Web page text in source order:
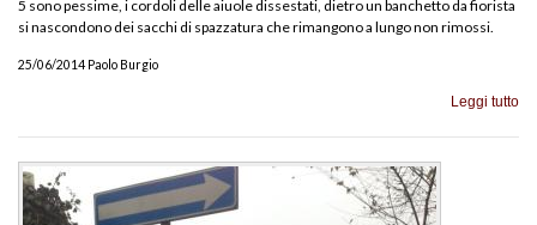
5 sono pessime, i cordoli delle aiuole dissestati, dietro un banchetto da fiorista
si nascondono dei sacchi di spazzatura che rimangono a lungo non rimossi.
25/06/2014 Paolo Burgio
Leggi tutto